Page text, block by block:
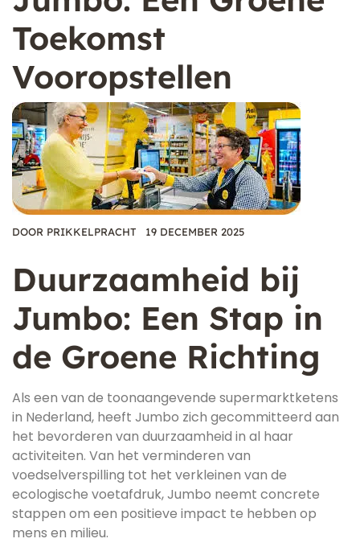
Toekomst
Vooropstellen
DOOR PRIKKELPRACHT 19 DECEMBER 2025
Duurzaamheid bij
Jumbo: Een Stap in
de Groene Richting
Als een van de toonaangevende supermarktketens
in Nederland, heeft Jumbo zich gecommitteerd aan
het bevorderen van duurzaamheid in al haar
activiteiten. Van het verminderen van
voedselverspilling tot het verkleinen van de
ecologische voetafdruk, Jumbo neemt concrete
stappen om een positieve impact te hebben op
mens en milieu.